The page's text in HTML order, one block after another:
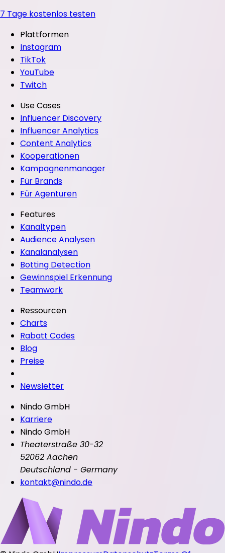
7 Tage kostenlos testen
Plattformen
Instagram
TikTok
YouTube
Twitch
Use Cases
Influencer Discovery
Influencer Analytics
Content Analytics
Kooperationen
Kampagnenmanager
Für Brands
Für Agenturen
Features
Kanaltypen
Audience Analysen
Kanalanalysen
Botting Detection
Gewinnspiel Erkennung
Teamwork
Ressourcen
Charts
Rabatt Codes
Blog
Preise
Newsletter
Nindo GmbH
Karriere
Nindo GmbH
Theaterstraße 30-32
52062 Aachen
Deutschland - Germany
kontakt@nindo.de